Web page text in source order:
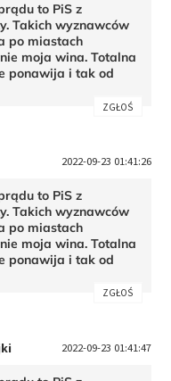
to PiS z
Takich wyznawców
po miastach
moja wina. Totalna
ponawija i tak od
ZGŁOŚ
2022-09-23 01:41:26
to PiS z
Takich wyznawców
po miastach
moja wina. Totalna
ponawija i tak od
ZGŁOŚ
2022-09-23 01:41:47